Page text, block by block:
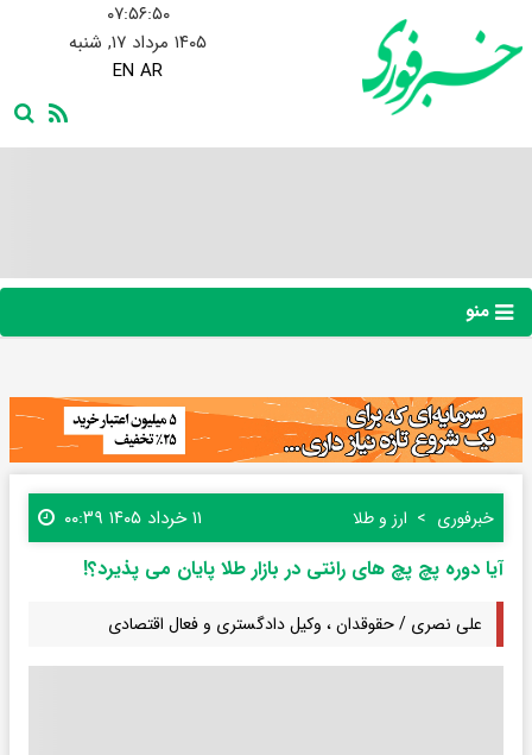
۰۷:۵۶:۵۱
۱۴۰۵ مرداد ۱۷, شنبه
EN AR
منو
خبرفوری ارز و طلا ۱۱ خرداد ۱۴۰۵ ۰۰:۳۹
آیا دوره پچ پچ های رانتی در بازار طلا پایان می پذیرد؟!
علی نصری / حقوقدان ، وکیل دادگستری و فعال اقتصادی